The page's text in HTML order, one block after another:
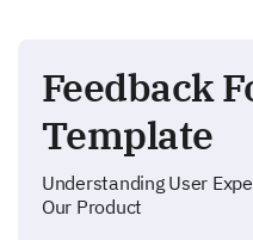
Feedback
Template
Understanding User
Our Product